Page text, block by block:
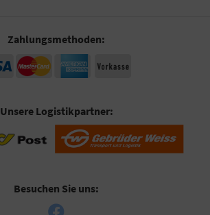
Zahlungsmethoden:
Unsere Logistikpartner:
Besuchen Sie uns: